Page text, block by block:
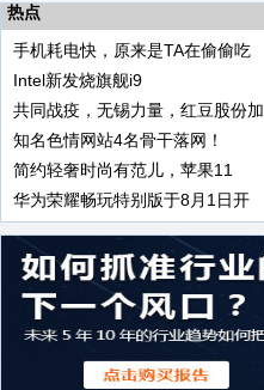
热点
手机耗电快，原来是TA在偷偷吃
Intel新发烧旗舰i9
共同战疫，无锡力量，红豆股份加
知名色情网站4名骨干落网！
简约轻奢时尚有范儿，苹果11
华为荣耀畅玩特别版于8月1日开